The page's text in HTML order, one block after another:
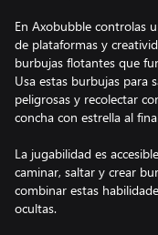
En Axobubble controlas
de plataformas y
burbujas flotantes que
Usa estas burbujas para
peligrosas y recolectar
concha con estrella al
La jugabilidad es
caminar, saltar y crear
combinar estas
ocultas.